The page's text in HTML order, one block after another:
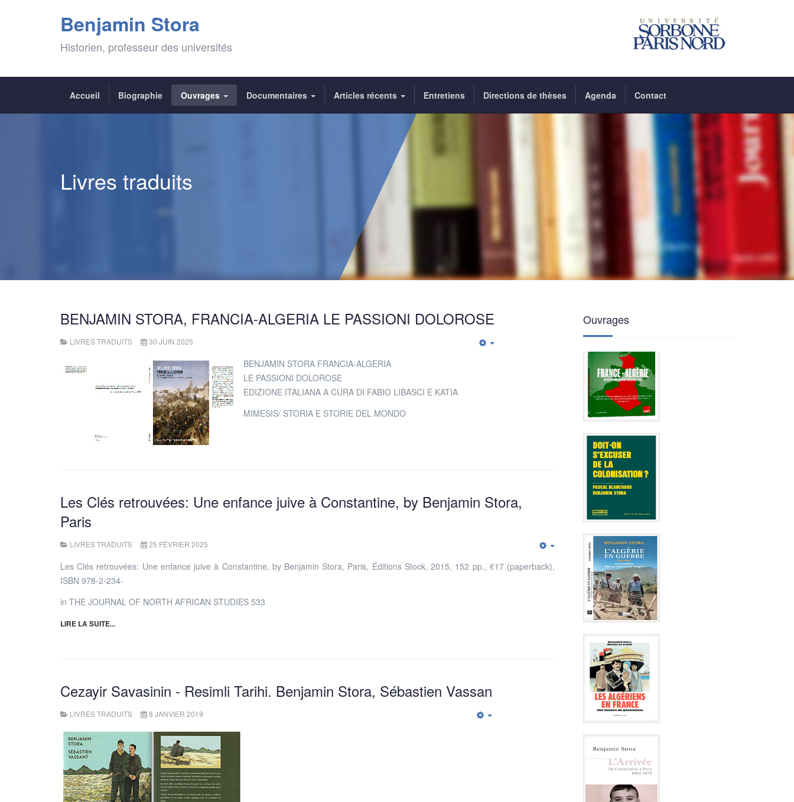
Benjamin Stora
Historien, professeur des universités
Accueil Biographie Ouvrages Documentaires Articles récents Entretiens Directions de thèses Agenda Contact
Livres traduits
BENJAMIN STORA, FRANCIA-ALGERIA LE PASSIONI DOLOROSE
LIVRES TRADUITS 30 JUIN 2025
BENJAMIN STORA FRANCIA-ALGERIA
LE PASSIONI DOLOROSE
EDIZIONE ITALIANA A CURA DI FABIO LIBASCI E KATIA
MIMESIS/ STORIA E STORIE DEL MONDO
Les Clés retrouvées: Une enfance juive à Constantine, by Benjamin Stora,
Paris
LIVRES TRADUITS 25 FÉVRIER 2025
Les Clés retrouvées: Une enfance juive à Constantine, by Benjamin Stora, Paris, Éditions Stock, 2015, 152 pp., €17 (paperback),
ISBN 978-2-234-
in THE JOURNAL OF NORTH AFRICAN STUDIES 533
LIRE LA SUITE...
Cezayir Savasinin - Resimli Tarihi. Benjamin Stora, Sébastien Vassan
LIVRES TRADUITS 8 JANVIER 2019
Ouvrages